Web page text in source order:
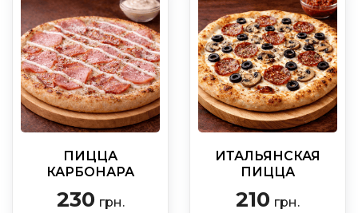
ПИЦЦА
КАРБОНАРА
230 грн.
ИТАЛЬЯНСКАЯ
ПИЦЦА
210 грн.